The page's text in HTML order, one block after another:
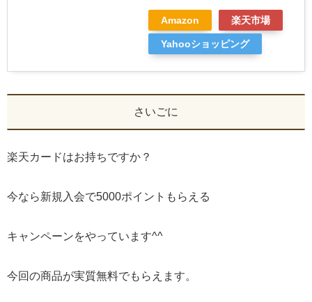
Amazon 楽天市場
Yahooショッピング
さいごに
楽天カードはお持ちですか？
今なら新規入会で5000ポイントもらえる
キャンペーンをやっています^^
今回の商品が実質無料でもらえます。